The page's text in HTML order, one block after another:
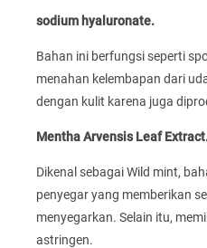
sodium hyaluronate.
Bahan ini berfungsi seperti
menahan kelembapan dari
dengan kulit karena juga
Mentha Arvensis Leaf
Dikenal sebagai Wild mint,
penyegar yang memberikan
menyegarkan. Selain itu,
astringen.